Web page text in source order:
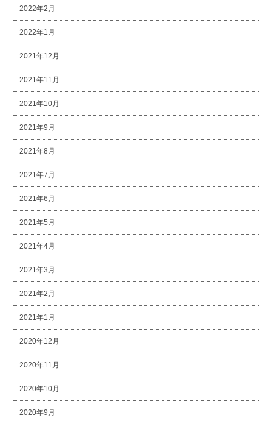
2022年2月
2022年1月
2021年12月
2021年11月
2021年10月
2021年9月
2021年8月
2021年7月
2021年6月
2021年5月
2021年4月
2021年3月
2021年2月
2021年1月
2020年12月
2020年11月
2020年10月
2020年9月